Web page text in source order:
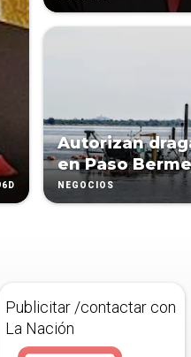
Autorizan
en Paso
NEGOCIOS
Publicitar /contactar con
La Nación